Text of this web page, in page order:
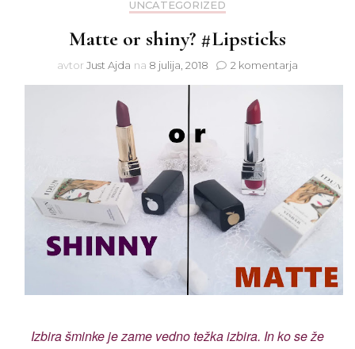
UNCATEGORIZED
Matte or shiny? #Lipsticks
avtor Just Ajda na 8 julija, 2018 2 komentarja
Izbira šminke je zame vedno težka izbira. In ko se že